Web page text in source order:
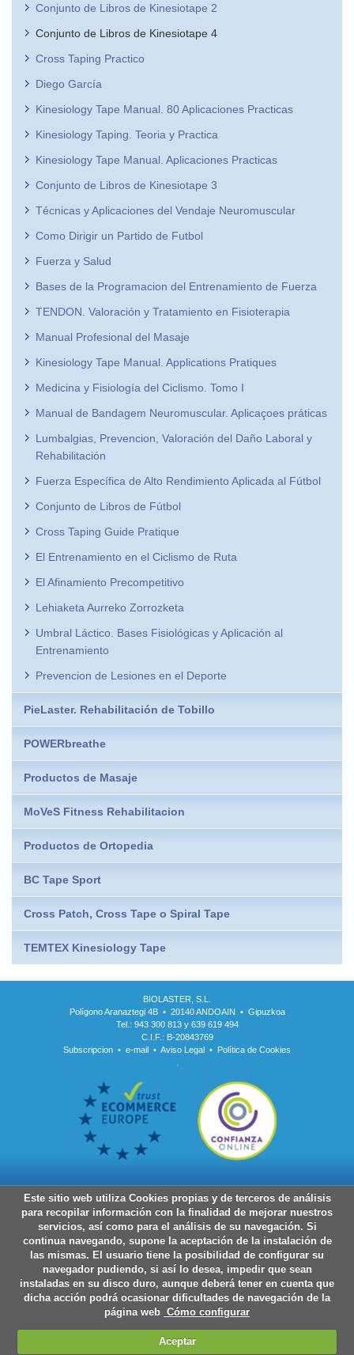
Conjunto de Libros de Kinesiotape 2
Conjunto de Libros de Kinesiotape 4
Cross Taping Practico
Diego García
Kinesiology Tape Manual. 80 Aplicaciones Practicas
Kinesiology Taping. Teoria y Practica
Kinesiology Tape Manual. Aplicaciones Practicas
Conjunto de Libros de Kinesiotape 3
Técnicas y Aplicaciones del Vendaje Neuromuscular
Como Dirigir un Partido de Futbol
Fuerza y Salud
Bases de la Programacion del Entrenamiento de Fuerza
TENDON. Valoración y Tratamiento en Fisioterapia
Manual Profesional del Masaje
Kinesiology Tape Manual. Applications Pratiques
Medicina y Fisiología del Ciclismo. Tomo I
Manual de Bandagem Neuromuscular. Aplicaçoes práticas
Lumbalgias, Prevencion, Valoración del Daño Laboral y
Rehabilitación
Fuerza Específica de Alto Rendimiento Aplicada al Fútbol
Conjunto de Libros de Fútbol
Cross Taping Guide Pratique
El Entrenamiento en el Ciclismo de Ruta
El Afinamiento Precompetitivo
Lehiaketa Aurreko Zorrozketa
Umbral Láctico. Bases Fisiológicas y Aplicación al
Entrenamiento
Prevencion de Lesiones en el Deporte
PieLaster. Rehabilitación de Tobillo
POWERbreathe
Productos de Masaje
MoVeS Fitness Rehabilitacion
Productos de Ortopedia
BC Tape Sport
Cross Patch, Cross Tape o Spiral Tape
TEMTEX Kinesiology Tape
BIOLASTER, S.L.
Polígono Aranaztegi 4B • 20140 ANDOAIN • Gipuzkoa
Tel.: 943 300 813 y 639 619 494
C.I.F.: B-20843769
Subscripcion • e-mail • Aviso Legal • Política de Cookies
Este sitio web utiliza Cookies propias y de terceros de análisis
para recopilar información con la finalidad de mejorar nuestros
servicios, así como para el análisis de su navegación. Si
continua navegando, supone la aceptación de la instalación de
las mismas. El usuario tiene la posibilidad de configurar su
navegador pudiendo, si así lo desea, impedir que sean
instaladas en su disco duro, aunque deberá tener en cuenta que
dicha acción podrá ocasionar dificultades de navegación de la
página web Cómo configurar
Aceptar